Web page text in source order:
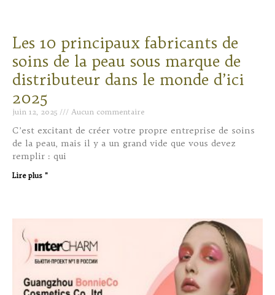
Les 10 principaux fabricants de
soins de la peau sous marque de
distributeur dans le monde d’ici
2025
juin 12, 2025 Aucun commentaire
C’est excitant de créer votre propre entreprise de soins
de la peau, mais il y a un grand vide que vous devez
remplir : qui
Lire plus "